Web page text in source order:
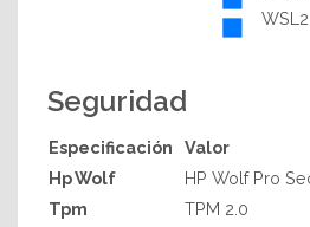
WSL2
Seguridad
Especificación
Valor
Hp Wolf
HP Wolf Pro
Tpm
TPM 2.0